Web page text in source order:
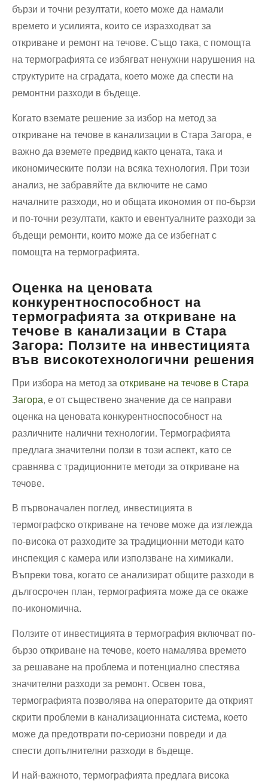
бързи и точни резултати, което може да намали
времето и усилията, които се изразходват за
откриване и ремонт на течове. Също така, с помощта
на термографията се избягват ненужни нарушения на
структурите на сградата, което може да спести на
ремонтни разходи в бъдеще.
Когато вземате решение за избор на метод за
откриване на течове в канализации в Стара Загора, е
важно да вземете предвид както цената, така и
икономическите ползи на всяка технология. При този
анализ, не забравяйте да включите не само
началните разходи, но и общата икономия от по-бързи
и по-точни резултати, както и евентуалните разходи за
бъдещи ремонти, които може да се избегнат с
помощта на термографията.
Оценка на ценовата
конкурентноспособност на
термографията за откриване на
течове в канализации в Стара
Загора: Ползите на инвестицията
във високотехнологични решения
При избора на метод за откриване на течове в Стара
Загора, е от съществено значение да се направи
оценка на ценовата конкурентноспособност на
различните налични технологии. Термографията
предлага значителни ползи в този аспект, като се
сравнява с традиционните методи за откриване на
течове.
В първоначален поглед, инвестицията в
термографско откриване на течове може да изглежда
по-висока от разходите за традиционни методи като
инспекция с камера или използване на химикали.
Въпреки това, когато се анализират общите разходи в
дългосрочен план, термографията може да се окаже
по-икономична.
Ползите от инвестицията в термография включват по-
бързо откриване на течове, което намалява времето
за решаване на проблема и потенциално спестява
значителни разходи за ремонт. Освен това,
термографията позволява на операторите да открият
скрити проблеми в канализационната система, което
може да предотврати по-сериозни повреди и да
спести допълнителни разходи в бъдеще.
И най-важното, термографията предлага висока